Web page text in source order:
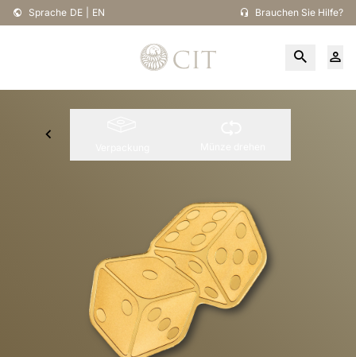
Sprache DE EN Brauchen Sie Hilfe?